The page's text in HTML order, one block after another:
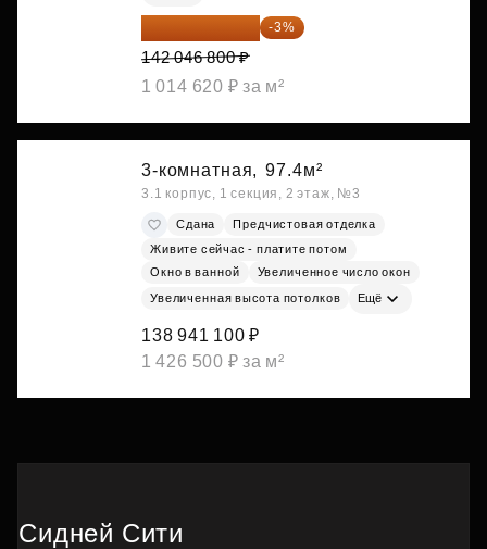
137 785 396 ₽ -3%
142 046 800 ₽
1 014 620 ₽ за м²
3-комнатная, 97.4м²
3.1 корпус, 1 секция, 2 этаж, №3
Сдана
Предчистовая отделка
Живите сейчас - платите потом
Окно в ванной
Увеличенное число окон
Увеличенная высота потолков Ещё
138 941 100 ₽
1 426 500 ₽ за м²
Сидней Сити